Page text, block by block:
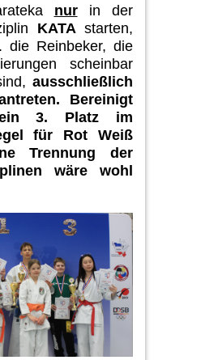
nurin der
KATA starten,
die Reinbeker, die
scheinbar
nd, ausschließlich
Berei­nigt
3. Platz im
für Rot Weiß
Trennung der
wäre wohl